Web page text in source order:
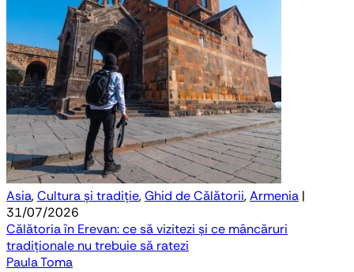
Asia,Cultura și tradiție,Ghid de Călătorii,Armenia |
31/07/2026
Călătoria în Erevan: ce să vizitezi și ce mâncăruri
tradiționale nu trebuie să ratezi
Paula Toma